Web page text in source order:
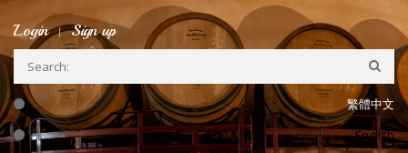
Skip to navigation
Skip to main content
Login Sign up
繁體中文
English